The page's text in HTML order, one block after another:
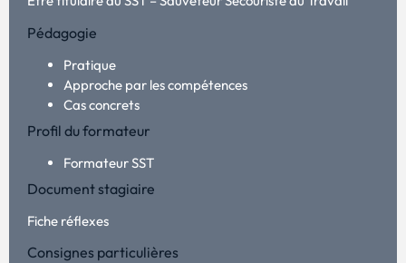
Pédagogie
Pratique
Approche par les compétences
Cas concrets
Profil du formateur
Formateur SST
Document stagiaire
Fiche réflexes
Consignes particulières